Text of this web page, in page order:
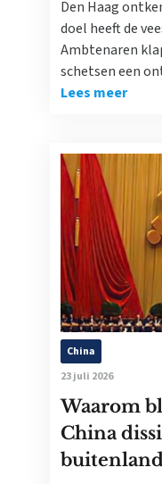
Den Haag
doel heeft de
Ambtenaren
schetsen een
Lees meer
China
23 juli 2026
Waarom
China